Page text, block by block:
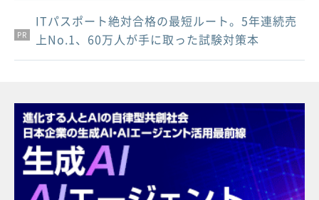
PR
PR
PR
ITパスポート絶対合格の最短ルート。5年連続売
上No.1、60万人が手に取った試験対策本